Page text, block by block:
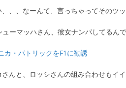
、、なーんて、言っちゃってそのツ
ーマッハさん、彼女ナンパしてるん
カ・パトリックをF1に勧誘
んと、ロッシさんの組み合わせもイ